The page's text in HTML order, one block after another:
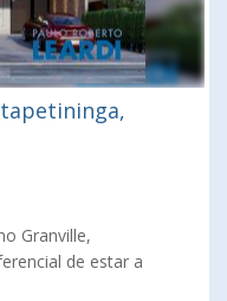
Granville,
de estar a